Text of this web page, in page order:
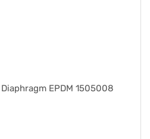
EPDM 1505008